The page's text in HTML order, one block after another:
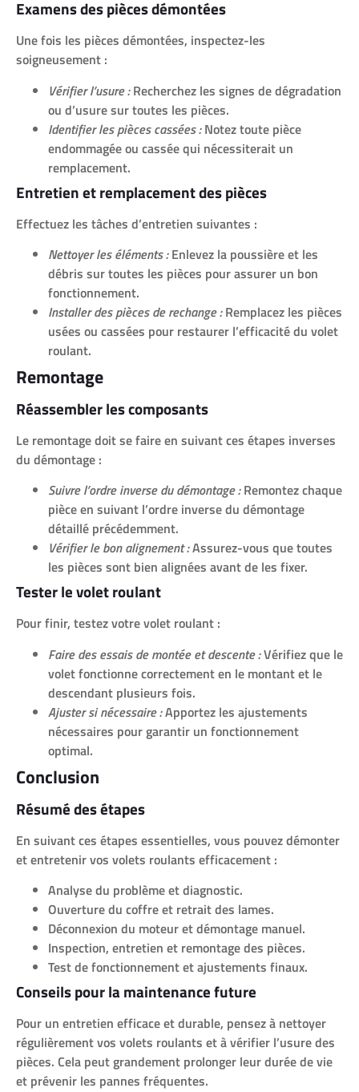
Examens des pièces démontées
Une fois les pièces démontées, inspectez-les
soigneusement :
Vérifier l’usure :Recherchez les signes de dégradation
ou d’usure sur toutes les pièces.
Identifier les pièces cassées :Notez toute pièce
endommagée ou cassée qui nécessiterait un
remplacement.
Entretien et remplacement des pièces
Effectuez les tâches d’entretien suivantes :
Nettoyer les éléments :Enlevez la poussière et les
débris sur toutes les pièces pour assurer un bon
fonctionnement.
Installer des pièces de rechange :Remplacez les pièces
usées ou cassées pour restaurer l’efficacité du volet
roulant.
Remontage
Réassembler les composants
Le remontage doit se faire en suivant ces étapes inverses
du démontage :
Suivre l’ordre inverse du démontage :Remontez chaque
pièce en suivant l’ordre inverse du démontage
détaillé précédemment.
Vérifier le bon alignement :Assurez-vous que toutes
les pièces sont bien alignées avant de les fixer.
Tester le volet roulant
Pour finir, testez votre volet roulant :
Faire des essais de montée et descente :Vérifiez que le
volet fonctionne correctement en le montant et le
descendant plusieurs fois.
Ajuster si nécessaire :Apportez les ajustements
nécessaires pour garantir un fonctionnement
optimal.
Conclusion
Résumé des étapes
En suivant ces étapes essentielles, vous pouvez démonter
et entretenir vos volets roulants efficacement :
Analyse du problème et diagnostic.
Ouverture du coffre et retrait des lames.
Déconnexion du moteur et démontage manuel.
Inspection, entretien et remontage des pièces.
Test de fonctionnement et ajustements finaux.
Conseils pour la maintenance future
Pour un entretien efficace et durable, pensez à nettoyer
régulièrement vos volets roulants et à vérifier l’usure des
pièces. Cela peut grandement prolonger leur durée de vie
et prévenir les pannes fréquentes.